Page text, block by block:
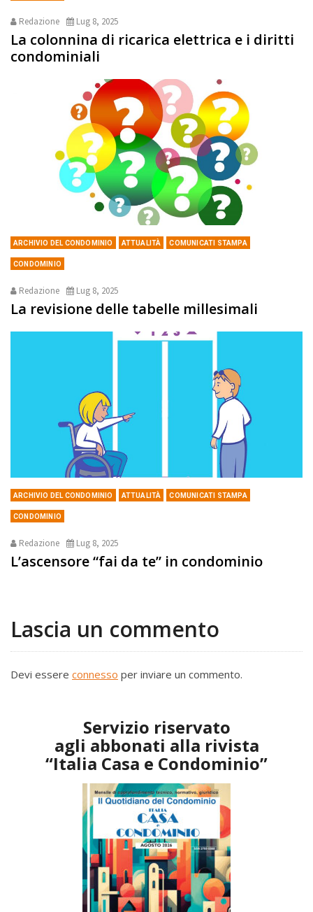
Redazione Lug 8, 2025
La colonnina di ricarica elettrica e i diritti
condominiali
ARCHIVIO DEL CONDOMINIO ATTUALITÀ COMUNICATI STAMPA
CONDOMINIO
Redazione Lug 8, 2025
La revisione delle tabelle millesimali
ARCHIVIO DEL CONDOMINIO ATTUALITÀ COMUNICATI STAMPA
CONDOMINIO
Redazione Lug 8, 2025
L’ascensore “fai da te” in condominio
Lascia un commento
Devi essere connesso per inviare un commento.
Servizio riservato
agli abbonati alla rivista
“Italia Casa e Condominio”